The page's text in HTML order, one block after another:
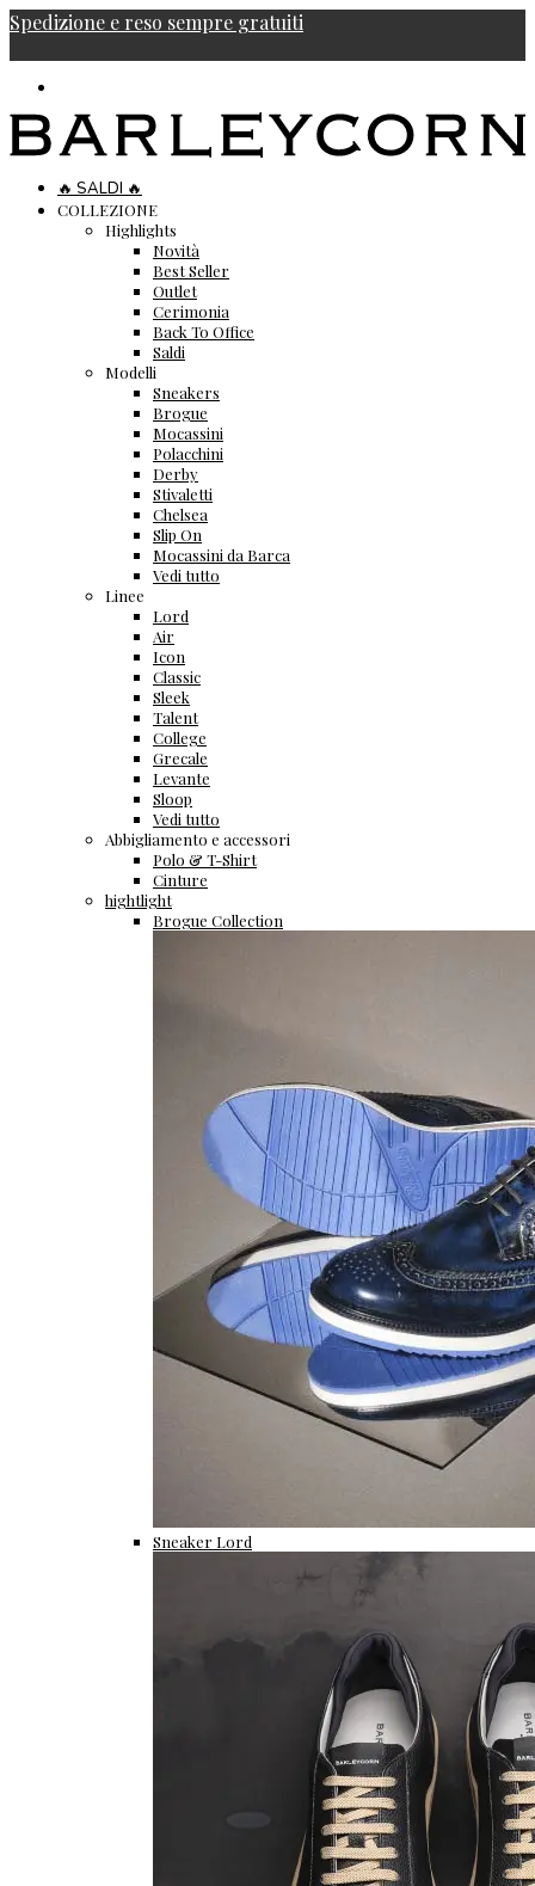
Spedizione e reso sempre gratuiti
🔥 SALDI 🔥
COLLEZIONE
Highlights
Novità
Best Seller
Outlet
Cerimonia
Back To Office
Saldi
Modelli
Sneakers
Brogue
Mocassini
Polacchini
Derby
Stivaletti
Chelsea
Slip On
Mocassini da Barca
Vedi tutto
Linee
Lord
Air
Icon
Classic
Sleek
Talent
College
Grecale
Levante
Sloop
Vedi tutto
Abbigliamento e accessori
Polo & T-Shirt
Cinture
hightlight
Brogue Collection
Sneaker Lord